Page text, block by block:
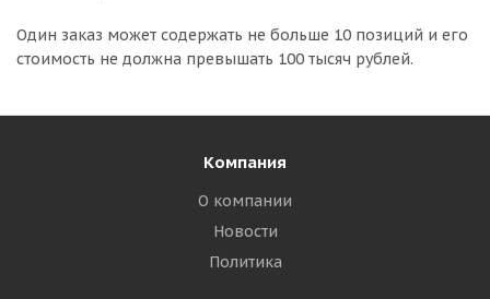
Один заказ может содержать не больше 10 позиций и его
стоимость не должна превышать 100 тысяч рублей.
Компания
О компании
Новости
Политика